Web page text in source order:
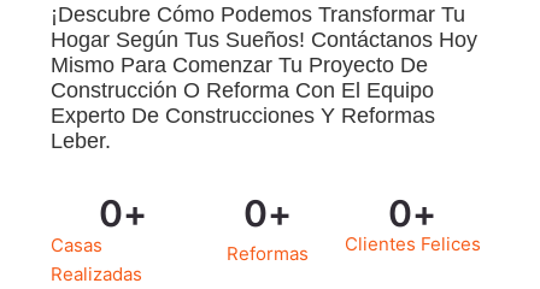
¡Descubre Cómo Podemos Transformar Tu
Hogar Según Tus Sueños! Contáctanos Hoy
Mismo Para Comenzar Tu Proyecto De
Construcción O Reforma Con El Equipo
Experto De Construcciones Y Reformas
Leber.
Casas
Realizadas
0+
Reformas
0+
Clientes Felices
0+